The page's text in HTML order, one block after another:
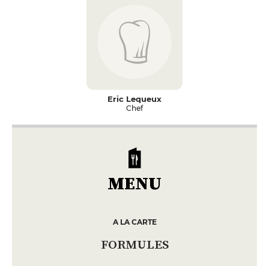
Eric Lequeux
Chef
MENU
A LA CARTE
FORMULES